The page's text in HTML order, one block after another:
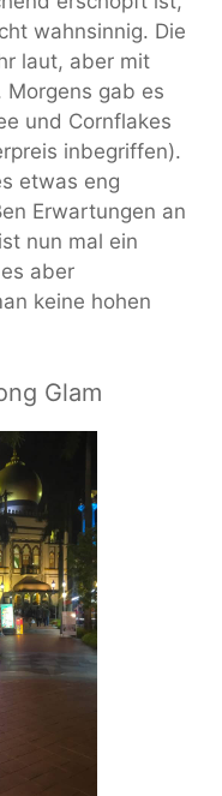
wahnsinnig. Die
laut, aber mit
Morgens gab es
und Cornflakes
inbegriffen).
etwas eng
Erwartungen an
nun mal ein
aber
keine hohen
Glam